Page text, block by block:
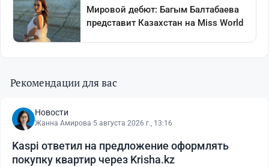
Рекомендации для вас
Новости
Жанна Амирова·5 августа 2026 г., 13:16
Kaspi ответил на предложение оформлять
покупку квартир через Krisha.kz